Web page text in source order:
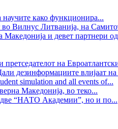
како функционира...
Вилнус Литванија, на
и девет партнери
на
дезинформациите влијаат
simulation and all events of...
Македонија, во теко...
две “НАТО Академии”, но и по...